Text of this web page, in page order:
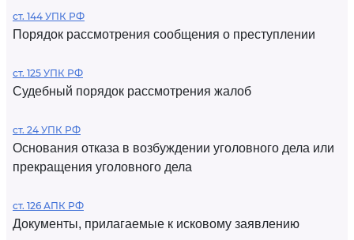
ст. 144 УПК РФ
Порядок рассмотрения сообщения о преступлении
ст. 125 УПК РФ
Судебный порядок рассмотрения жалоб
ст. 24 УПК РФ
Основания отказа в возбуждении уголовного дела или
прекращения уголовного дела
ст. 126 АПК РФ
Документы, прилагаемые к исковому заявлению